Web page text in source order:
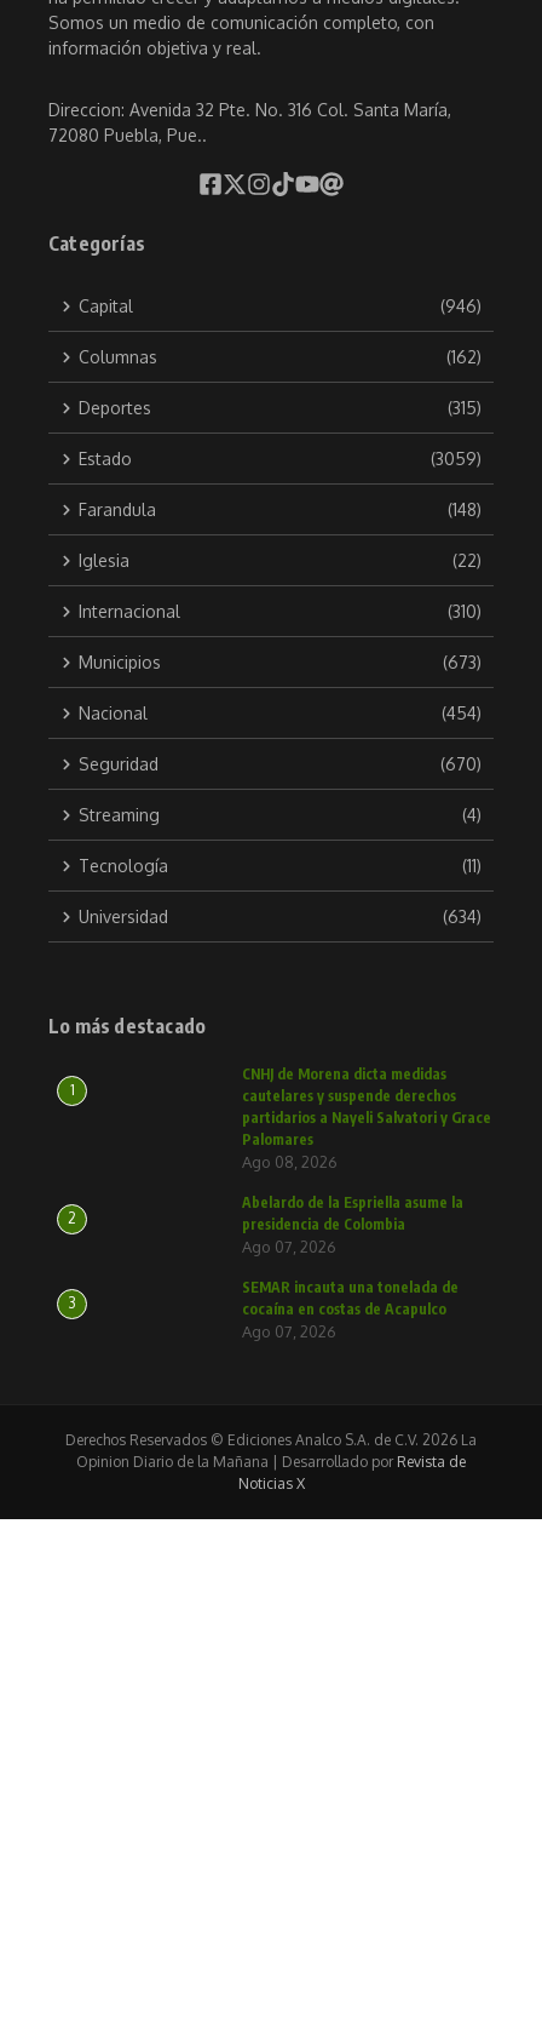
Somos un medio de comunicación completo, con
información objetiva y real.
Direccion: Avenida 32 Pte. No. 316 Col. Santa María,
72080 Puebla, Pue..
Categorías
Capital (946)
Columnas (162)
Deportes (315)
Estado (3059)
Farandula (148)
Iglesia (22)
Internacional (310)
Municipios (673)
Nacional (454)
Seguridad (670)
Streaming (4)
Tecnología (11)
Universidad (634)
Lo más destacado
1
CNHJ de Morena dicta medidas
cautelares y suspende derechos
partidarios a Nayeli Salvatori y Grace
Palomares
Ago 08, 2026
2
Abelardo de la Espriella asume la
presidencia de Colombia
Ago 07, 2026
3
SEMAR incauta una tonelada de
cocaína en costas de Acapulco
Ago 07, 2026
Derechos Reservados © Ediciones Analco S.A. de C.V. 2026 La
Opinion Diario de la Mañana | Desarrollado por Revista de
Noticias X